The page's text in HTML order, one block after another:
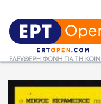
Ειδήσεις